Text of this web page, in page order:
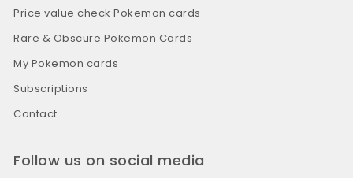
Price value check Pokemon cards
Rare & Obscure Pokemon Cards
My Pokemon cards
Subscriptions
Contact
Follow us on social media